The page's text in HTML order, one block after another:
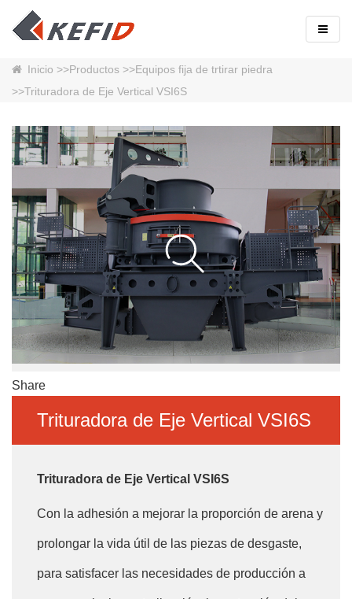
Inicio >>Productos >>Equipos fija de trtirar piedra
>>Trituradora de Eje Vertical VSI6S
Share
Trituradora de Eje Vertical VSI6S
Trituradora de Eje Vertical VSI6S
Con la adhesión a mejorar la proporción de arena y
prolongar la vida útil de las piezas de desgaste,
para satisfacer las necesidades de producción a